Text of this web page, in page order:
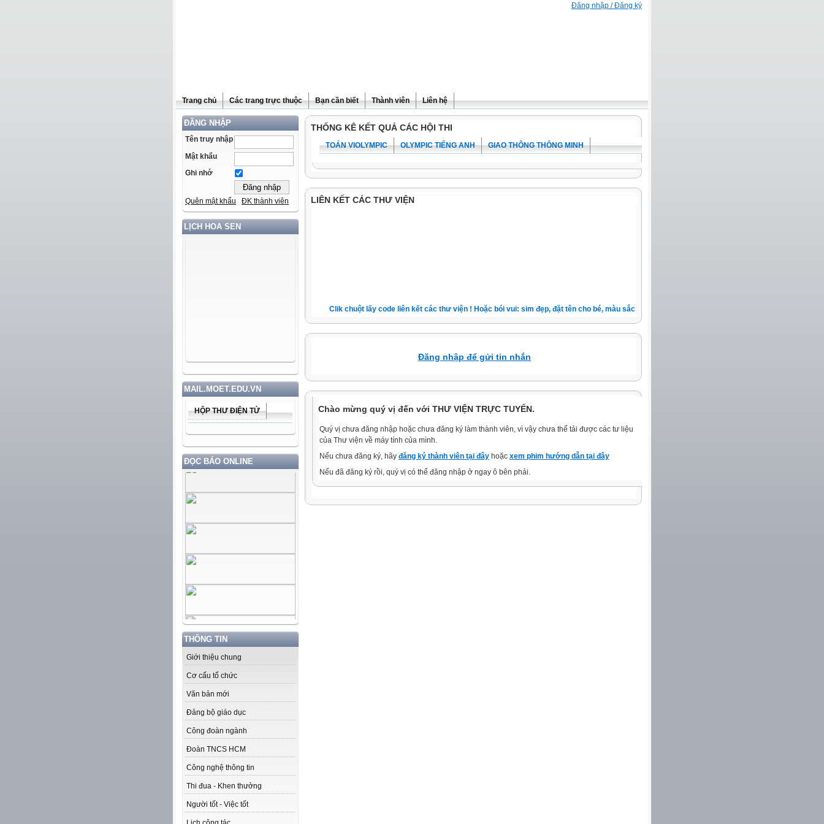
Đăng nhập / Đăng ký
Trang chủ Các trang trực thuộc Bạn cần biết Thành viên Liên hệ
ĐĂNG NHẬP
Tên truy nhập
Mật khẩu
Ghi nhớ
Quên mật khẩu ĐK thành viên
LỊCH HOA SEN
MAIL.MOET.EDU.VN
HỘP THƯ ĐIỆN TỬ
ĐỌC BÁO ONLINE
THÔNG TIN
Giới thiệu chung
Cơ cấu tổ chức
Văn bản mới
Đảng bộ giáo dục
Công đoàn ngành
Đoàn TNCS HCM
Công nghệ thông tin
Thi đua - Khen thưởng
Người tốt - Việc tốt
THỐNG KÊ KẾT QUẢ CÁC HỘI THI
TOÁN VIOLYMPIC OLYMPIC TIẾNG ANH GIAO THÔNG THÔNG MINH
LIÊN KẾT CÁC THƯ VIỆN
Clik chuột lấy code liên kết các thư viện ! Hoặc bói vui: sim đẹp, đặt tên cho bé, màu sắc xe, nốt ruồi, xem tuổi.v.v.v )
Đăng nhập để gửi tin nhắn
Chào mừng quý vị đến với THƯ VIỆN TRỰC TUYẾN.
Quý vị chưa đăng nhập hoặc chưa đăng ký làm thành viên, vì vậy chưa thể tải được các tư liệu
của Thư viện về máy tính của mình.
Nếu chưa đăng ký, hãy đăng ký thành viên tại đây hoặc xem phim hướng dẫn tại đây
Nếu đã đăng ký rồi, quý vị có thể đăng nhập ở ngay ô bên phải.